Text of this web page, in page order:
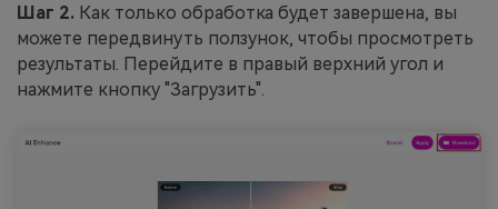
Шаг 2. Как только обработка будет завершена, вы
можете передвинуть ползунок, чтобы просмотреть
результаты. Перейдите в правый верхний угол и
нажмите кнопку "Загрузить".